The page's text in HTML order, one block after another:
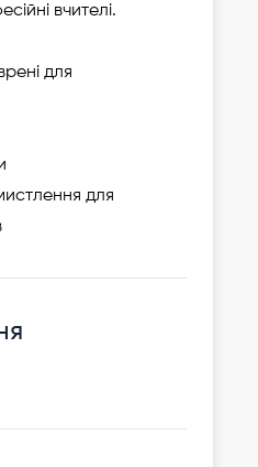
вчителі.
для
для